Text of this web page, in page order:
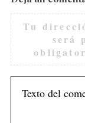
Tu
será